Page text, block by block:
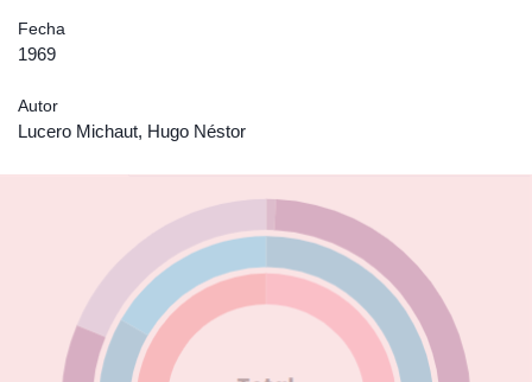
Fecha
1969
Autor
Lucero Michaut, Hugo Néstor